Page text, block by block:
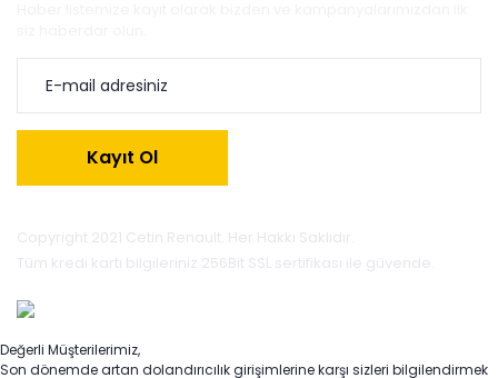
Kayıt Ol
Copyright 2021 Cetin Renault. Her Hakkı Saklıdır.
Tüm kredi kartı bilgileriniz 256Bit SSL sertifikası ile güvende.
Değerli Müşterilerimiz,
Son dönemde artan dolandırıcılık girişimlerine karşı sizleri bilgilendirmek